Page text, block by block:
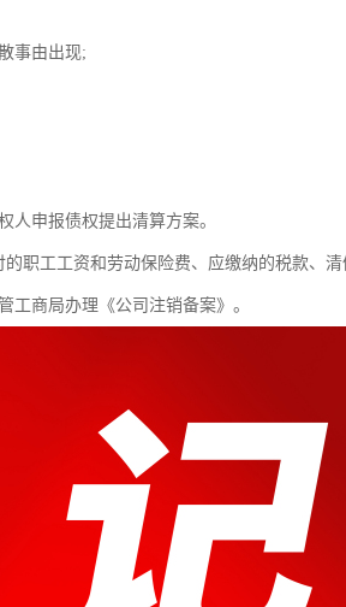
事由出现;
人申报债权提出清算方案。
职工工资和劳动保险费、应缴纳的税款、
工商局办理《公司注销备案》。